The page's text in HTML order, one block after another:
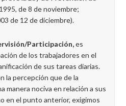
de 8 de noviembre;
de 12 de diciembre).
Participación,es
de los trabajadores en el
de sus tareas diarias.
la percepción que de la
manera nociva en relación a sus
en el punto anterior, exigimos